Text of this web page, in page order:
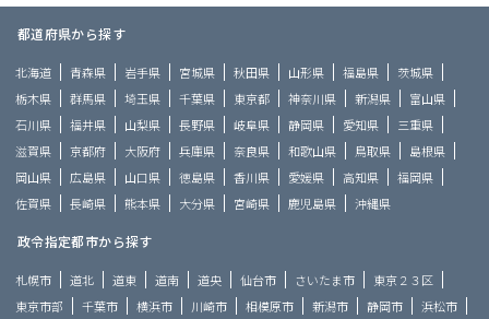
都道府県から探す
北海道 青森県 岩手県 宮城県 秋田県 山形県 福島県
茨城県
栃木県
群馬県 埼玉県 千葉県 東京都 神奈川県 新潟県
富山県
石川県
福井県 山梨県 長野県 岐阜県 静岡県 愛知県
三重県
滋賀県
京都府 大阪府 兵庫県 奈良県 和歌山県 鳥取県
島根県
岡山県
広島県 山口県 徳島県 香川県 愛媛県 高知県
福岡県
佐賀県
長崎県 熊本県 大分県 宮崎県 鹿児島県 沖縄県
政令指定都市から探す
札幌市 道北 道東 道南 道央 仙台市 さいたま市
東京２３区
東京市部
千葉市 横浜市 川崎市 相模原市 新潟市 静岡市
浜松市